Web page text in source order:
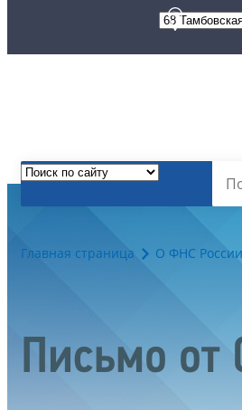
Главная страница О ФНС России
Письмо